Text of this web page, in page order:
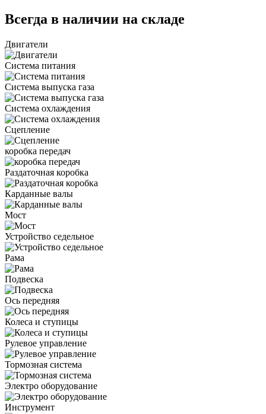
Всегда в наличии на складе
Двигатели
Система питания
Система выпуска газа
Система охлаждения
Сцепление
коробка передач
Раздаточная коробка
Карданные валы
Мост
Устройство седельное
Рама
Подвеска
Ось передняя
Колеса и ступицы
Рулевое управление
Тормозная система
Электро оборудование
Инструмент